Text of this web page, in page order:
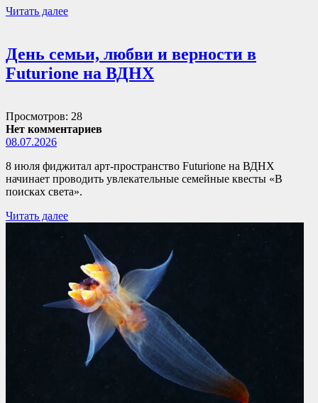
Читать далее
День семьи, любви и верности в
Futurione на ВДНХ
Просмотров: 28
Нет комментариев
08.07.2026
8 июля фиджитал арт-пространство Futurione на ВДНХ
начинает проводить увлекательные семейные квесты «В
поисках света».
Читать далее